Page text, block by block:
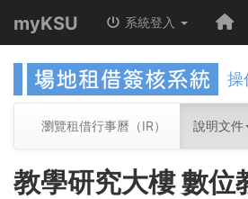
myKSU 系統登入
操
瀏覽租借行事曆（IR） 說明文件
教學研究大樓 數位